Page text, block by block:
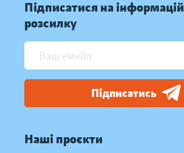
Підписатися на
розсилку
Підписатись
Наші проєкти